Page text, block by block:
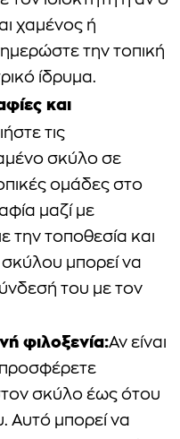
χαμένος ή
την τοπική
ίδρυμα.
και
τις
σκύλο σε
ομάδες στο
μαζί με
την τοποθεσία και
μπορεί να
του με τον
φιλοξενία:Αν είναι
σκύλο έως ότου
Αυτό μπορεί να